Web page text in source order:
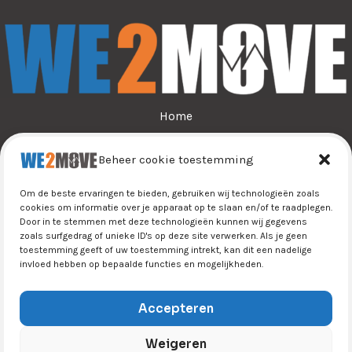
Beheer cookie toestemming
Om de beste ervaringen te bieden, gebruiken wij technologieën zoals
cookies om informatie over je apparaat op te slaan en/of te raadplegen.
Door in te stemmen met deze technologieën kunnen wij gegevens
zoals surfgedrag of unieke ID's op deze site verwerken. Als je geen
toestemming geeft of uw toestemming intrekt, kan dit een nadelige
invloed hebben op bepaalde functies en mogelijkheden.
Accepteren
Weigeren
Home
Sporten
Tijn&Do
Winkel
Contact